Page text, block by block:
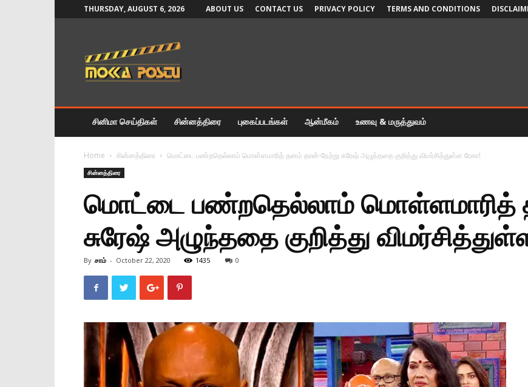
THURSDAY, AUGUST 6, 2026 ABOUT US CONTACT US PRIVACY POLICY TERMS AND CONDITIONS
Postu
News
சினிமா செய்திகள் சின்னத்திரை புகைப்படங்கள் ஆன்மீகம் உணவு & மருத்துவம்
Home சின்னத்திரை மொட்டை பண்றதெல்லாம் மொள்ளமாரித் தனம் தான்-நேற்று சுரேஷ் அழுந்ததை குறித்து விமர்சித்துள்ள ரேகா!
சின்னத்திரை
மொட்டை பண்றதெல்லாம் மொள்ளமாரித்
சுரேஷ் அழுந்ததை குறித்து
By சாம் - October 22, 2020 1435 0